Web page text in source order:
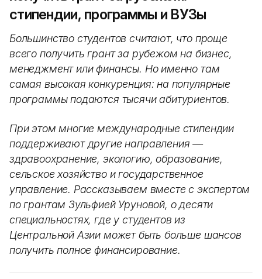
стипендии, программы и ВУЗы
Большинство студентов считают, что проще
всего получить грант за рубежом на бизнес,
менеджмент или финансы. Но именно там
самая высокая конкуренция: на популярные
программы подаются тысячи абитуриентов.
При этом многие международные стипендии
поддерживают другие направления —
здравоохранение, экологию, образование,
сельское хозяйство и государственное
управление. Рассказываем вместе с экспертом
по грантам Зульфией Уруновой, о десяти
специальностях, где у студентов из
Центральной Азии может быть больше шансов
получить полное финансирование.